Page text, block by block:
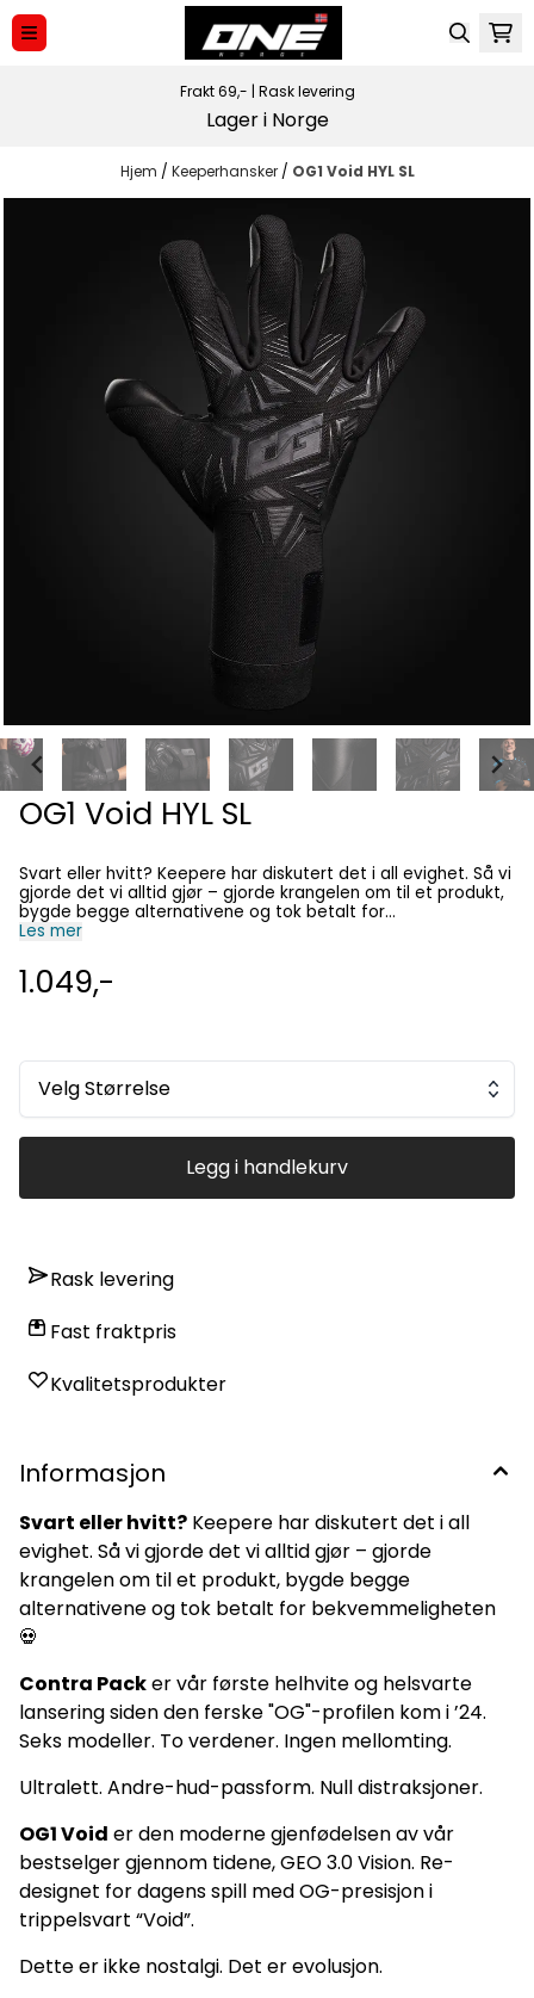
Hopp til innhold
Frakt 69,- | Rask levering
Lager i Norge
Hjem / Keeperhansker / OG1 Void HYL SL
OG1 Void HYL SL
Svart eller hvitt? Keepere har diskutert det i all evighet. Så vi
gjorde det vi alltid gjør – gjorde krangelen om til et produkt,
bygde begge alternativene og tok betalt for
bekvemmeligheten 💀 Contra Pack er vår første helhvite og
Seks modeller. To verdener. Ingen mellomting. Ultralett.
Andre-hud-passform. Null distraksjoner. OG1 Void er den
evolusjon. FUNKSJONER 4 mm Pro Grade Contact Latex
Lettvekts konstruksjon i ett stykke (veier kun 95 g!*)
Stroppeløs med avtakbar stropp Hyla SL® hybrid cut
Urgotract™-kropp for elite pusteevne og komfort Blackout
“Void” fargevariant Forlenget V-palm-konstruksjon Echo
Form™ 2.0 internt grep-system Quantum Elastic-håndledd X-
Wrap låser hansken til hånden uten begrensning Merk: På
grunn av den ekstremt tettsittende passformen anbefaler vi
Les mer
1.049,-
Velg Størrelse
Legg i handlekurv
Rask levering
Fast fraktpris
Kvalitetsprodukter
Informasjon
Svart eller hvitt? Keepere har diskutert det i all
evighet. Så vi gjorde det vi alltid gjør – gjorde
krangelen om til et produkt, bygde begge
alternativene og tok betalt for bekvemmeligheten
💀
Contra Packer vår første helhvite og helsvarte
lansering siden den ferske "OG"-profilen kom i ’24.
Seks modeller. To verdener. Ingen mellomting.
Ultralett. Andre-hud-passform. Null distraksjoner.
OG1 Void er den moderne gjenfødelsen av vår
bestselger gjennom tidene, GEO 3.0 Vision. Re-
designet for dagens spill med OG-presisjon i
trippelsvart “Void”.
Dette er ikke nostalgi. Det er evolusjon.